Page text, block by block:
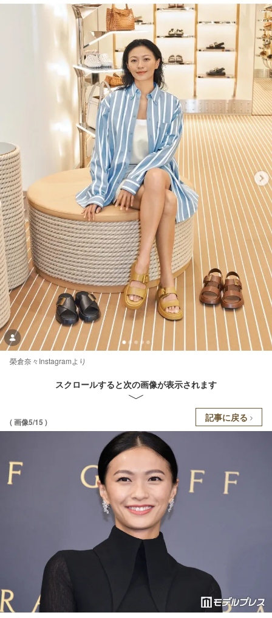
榮倉奈々Instagramより
スクロールすると次の画像が表示されます
( 画像5/15 ) 記事に戻る